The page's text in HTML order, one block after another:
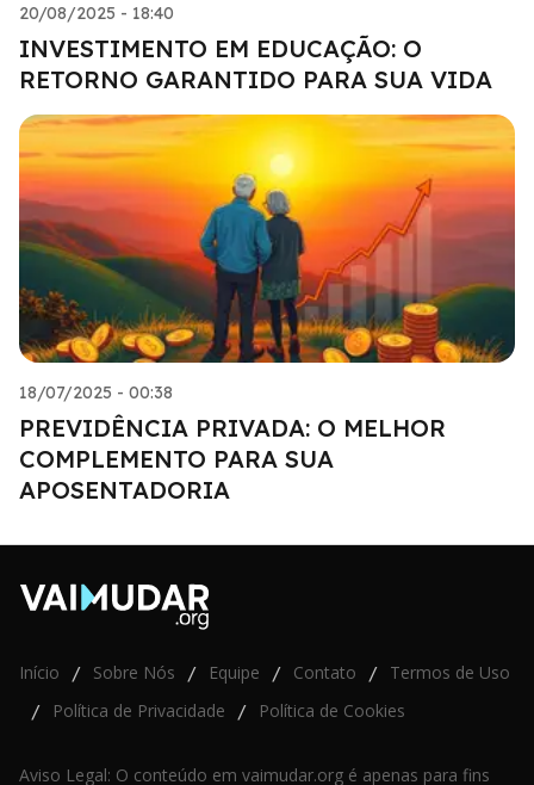
20/08/2025 - 18:40
INVESTIMENTO EM EDUCAÇÃO: O
RETORNO GARANTIDO PARA SUA VIDA
18/07/2025 - 00:38
PREVIDÊNCIA PRIVADA: O MELHOR
COMPLEMENTO PARA SUA
APOSENTADORIA
Início / Sobre Nós / Equipe / Contato / Termos de Uso
/ Política de Privacidade / Política de Cookies
Aviso Legal: O conteúdo em vaimudar.org é apenas para fins